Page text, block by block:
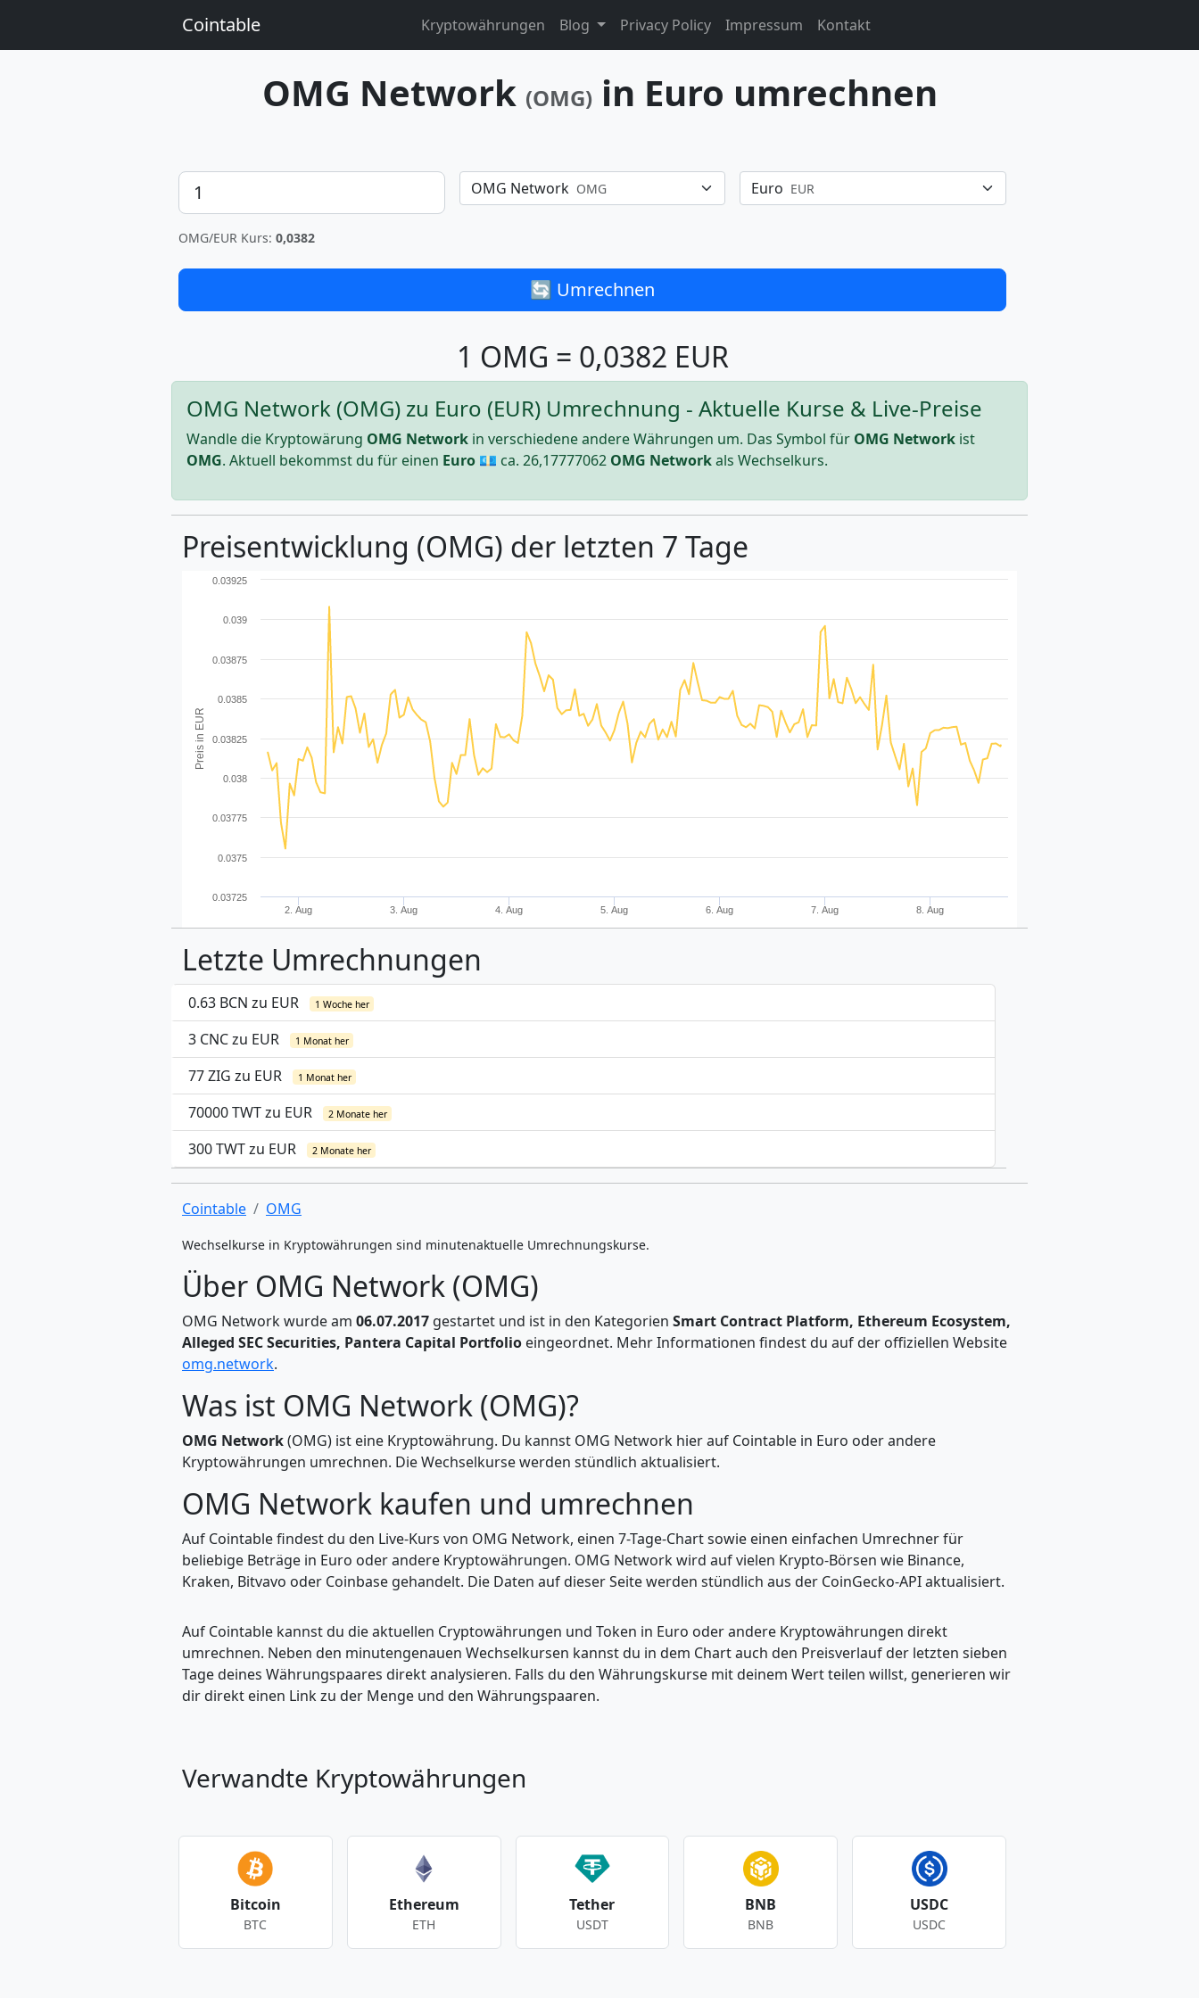
Cointable Kryptowährungen Blog Privacy Policy Impressum Kontakt
OMG Network (OMG) in Euro umrechnen
Betrag OMG Network OMG Euro EUR
OMG/EUR Kurs: 0,0382
🔄 Umrechnen
1 OMG = 0,0382 EUR
OMG Network (OMG) zu Euro (EUR) Umrechnung - Aktuelle Kurse & Live-Preise
Wandle die Kryptowärung OMG Network in verschiedene andere Währungen um. Das Symbol für OMG Network ist
OMG. Aktuell bekommst du für einen Euro 💶 ca. 26,17777062 OMG Networkals Wechselkurs.
Preisentwicklung (OMG) der letzten 7 Tage
Preis in EUR
2. Aug 3. Aug 4. Aug 5. Aug 6. Aug 7. Aug 8. Aug
0.03725
0.0375
0.03775
0.038
0.03825
0.0385
0.03875
0.039
0.03925
Letzte Umrechnungen
0.63 BCN zu EUR 1 Woche her
3 CNC zu EUR 1 Monat her
77 ZIG zu EUR 1 Monat her
70000 TWT zu EUR 2 Monate her
300 TWT zu EUR 2 Monate her
Cointable OMG
Wechselkurse in Kryptowährungen sind minutenaktuelle Umrechnungskurse.
Über OMG Network (OMG)
OMG Network wurde am 06.07.2017 gestartet und ist in den Kategorien Smart Contract Platform, Ethereum Ecosystem,
Alleged SEC Securities, Pantera Capital Portfolio eingeordnet. Mehr Informationen findest du auf der offiziellen Website
omg.network.
Was ist OMG Network (OMG)?
OMG Network(OMG) ist eine Kryptowährung. Du kannst OMG Network hier auf Cointable in Euro oder andere
Kryptowährungen umrechnen. Die Wechselkurse werden stündlich aktualisiert.
OMG Network kaufen und umrechnen
Auf Cointable findest du den Live-Kurs von OMG Network, einen 7-Tage-Chart sowie einen einfachen Umrechner für
beliebige Beträge in Euro oder andere Kryptowährungen. OMG Network wird auf vielen Krypto-Börsen wie Binance,
Kraken, Bitvavo oder Coinbase gehandelt. Die Daten auf dieser Seite werden stündlich aus der CoinGecko-API aktualisiert.
Auf Cointable kannst du die aktuellen Cryptowährungen und Token in Euro oder andere Kryptowährungen direkt
umrechnen. Neben den minutengenauen Wechselkursen kannst du in dem Chart auch den Preisverlauf der letzten sieben
Tage deines Währungspaares direkt analysieren. Falls du den Währungskurse mit deinem Wert teilen willst, generieren wir
dir direkt einen Link zu der Menge und den Währungspaaren.
Verwandte Kryptowährungen
Bitcoin
BTC
Ethereum
ETH
Tether
USDT
BNB
BNB
USDC
USDC